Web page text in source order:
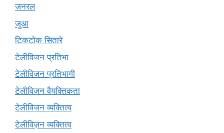
जनरल
जुआ
टिकटोक सितारे
टेलीविजन प्रतिभा
टेलीविजन प्रतिभागी
टेलीविजन वैयक्तिकता
टेलीविजन व्यक्तित्व
टेलीविज़न व्यक्तित्व